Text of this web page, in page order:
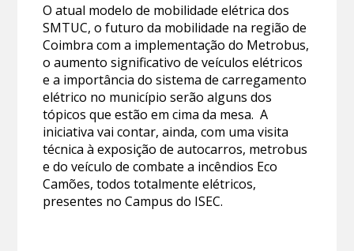
O atual modelo de mobilidade elétrica dos
SMTUC, o futuro da mobilidade na região de
Coimbra com a implementação do Metrobus,
o aumento significativo de veículos elétricos
e a importância do sistema de carregamento
elétrico no município serão alguns dos
tópicos que estão em cima da mesa. A
iniciativa vai contar, ainda, com uma visita
técnica à exposição de autocarros, metrobus
e do veículo de combate a incêndios Eco
Camões, todos totalmente elétricos,
presentes no Campus do ISEC.